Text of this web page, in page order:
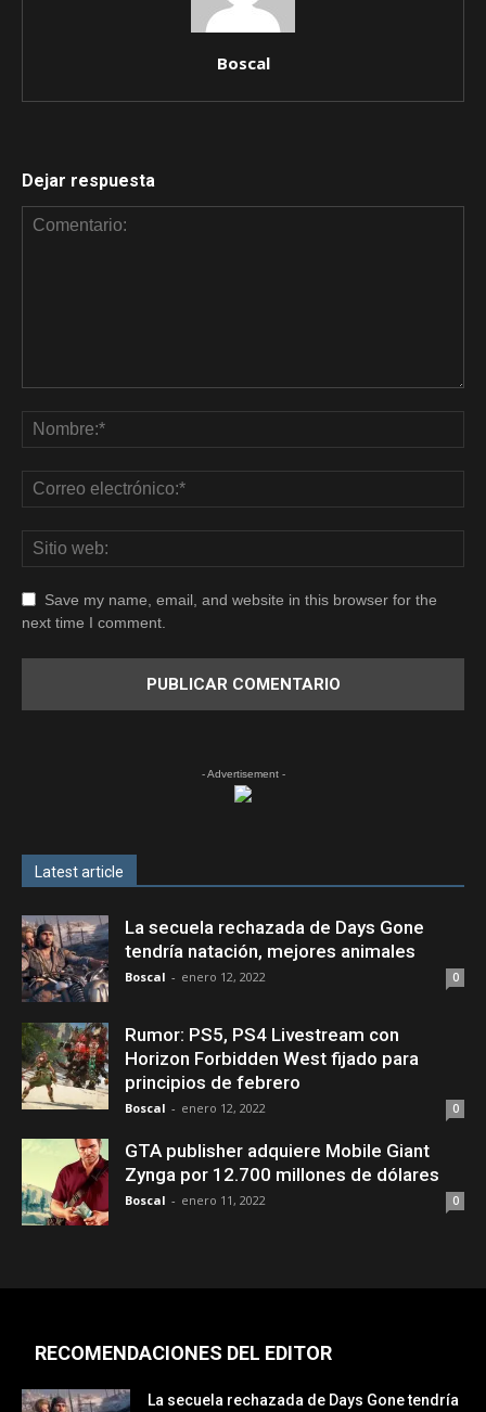
Boscal
Dejar respuesta
Save my name, email, and website in this browser for the
next time I comment.
- Advertisement -
Latest article
La secuela rechazada de Days Gone
tendría natación, mejores animales
Boscal - enero 12, 2022 0
Rumor: PS5, PS4 Livestream con
Horizon Forbidden West fijado para
principios de febrero
Boscal - enero 12, 2022 0
GTA publisher adquiere Mobile Giant
Zynga por 12.700 millones de dólares
Boscal - enero 11, 2022 0
RECOMENDACIONES DEL EDITOR
La secuela rechazada de Days Gone tendría